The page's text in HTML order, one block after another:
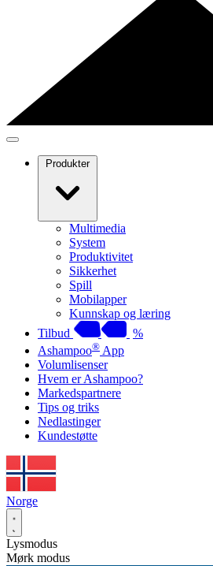
Produkter
Multimedia
System
Produktivitet
Sikkerhet
Spill
Mobilapper
Kunnskap og læring
Tilbud
%
Ashampoo® App
Volumlisenser
Hvem er Ashampoo?
Markedspartnere
Tips og triks
Nedlastinger
Kundestøtte
Norge
Lysmodus
Mørk modus